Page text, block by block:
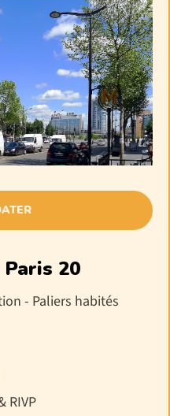
20
- Paliers habités
RIVP